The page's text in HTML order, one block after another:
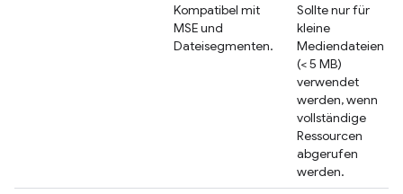
Kompatibel mit
MSE und
Dateisegmenten.
Sollte nur für
kleine
Mediendateien
(< 5 MB)
verwendet
werden, wenn
vollständige
Ressourcen
abgerufen
werden.